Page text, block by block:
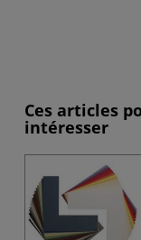
Ces articles
intéresser